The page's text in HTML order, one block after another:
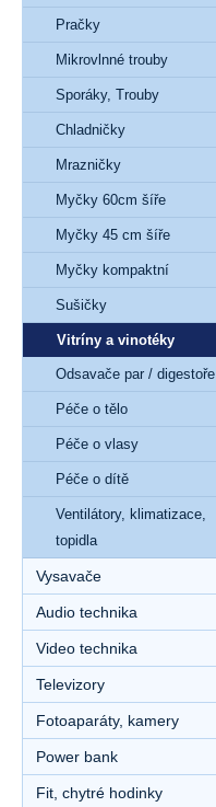
Pračky
Mikrovlnné trouby
Sporáky, Trouby
Chladničky
Mrazničky
Myčky 60cm šíře
Myčky 45 cm šíře
Myčky kompaktní
Sušičky
Vitríny a vinotéky
Odsavače par / digestoře
Péče o tělo
Péče o vlasy
Péče o dítě
Ventilátory, klimatizace,
topidla
Vysavače
Audio technika
Video technika
Televizory
Fotoaparáty, kamery
Power bank
Fit, chytré hodinky